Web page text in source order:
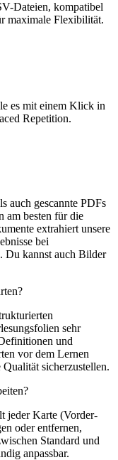
Dateien, kompatibel
maximale Flexibilität.
es mit einem Klick in
Repetition.
auch gescannte PDFs
am besten für die
extrahiert unsere
bei
Du kannst auch Bilder
sehr
und
vor dem Lernen
sicherzustellen.
jeder Karte (Vorder-
oder entfernen,
Standard und
anpassbar.